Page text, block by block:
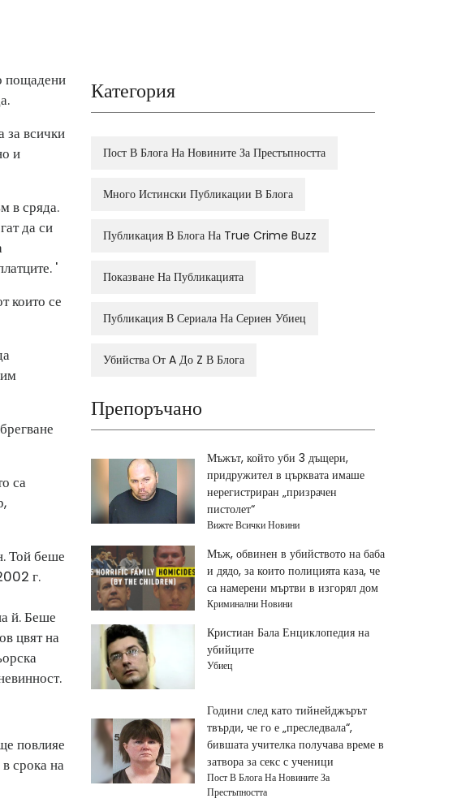
пощадени
за всички
и
в сряда.
да си
'
които се
са
Той беше
г.
й. Беше
цвят на
повлияе
срока на
Категория
Пост В Блога На Новините За Престъпността
Много Истински Публикации В Блога
Публикация В Блога На True Crime Buzz
Показване На Публикацията
Публикация В Сериала На Сериен Убиец
Убийства От A До Z В Блога
Препоръчано
Мъжът, който уби 3 дъщери,
придружител в църквата имаше
нерегистриран „призрачен
пистолет“
Вижте Всички Новини
Мъж, обвинен в убийството на баба
и дядо, за които полицията каза, че
са намерени мъртви в изгорял дом
Криминални Новини
Кристиан Бала Енциклопедия на
убийците
Убиец
Години след като тийнейджърът
твърди, че го е „преследвала“,
бившата учителка получава време в
затвора за секс с ученици
Пост В Блога На Новините За
Престъпността